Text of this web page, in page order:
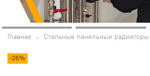
Главная Стальные панельные радиаторы
-26%